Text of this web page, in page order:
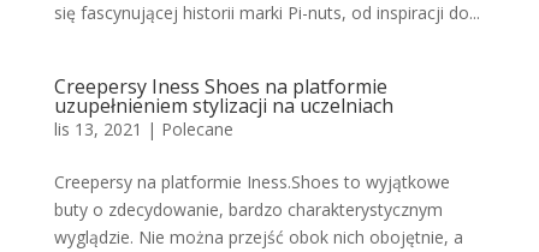
się fascynującej historii marki Pi-nuts, od inspiracji do...
Creepersy Iness Shoes na platformie
uzupełnieniem stylizacji na uczelniach
lis 13, 2021 | Polecane
Creepersy na platformie Iness.Shoes to wyjątkowe
buty o zdecydowanie, bardzo charakterystycznym
wyglądzie. Nie można przejść obok nich obojętnie, a